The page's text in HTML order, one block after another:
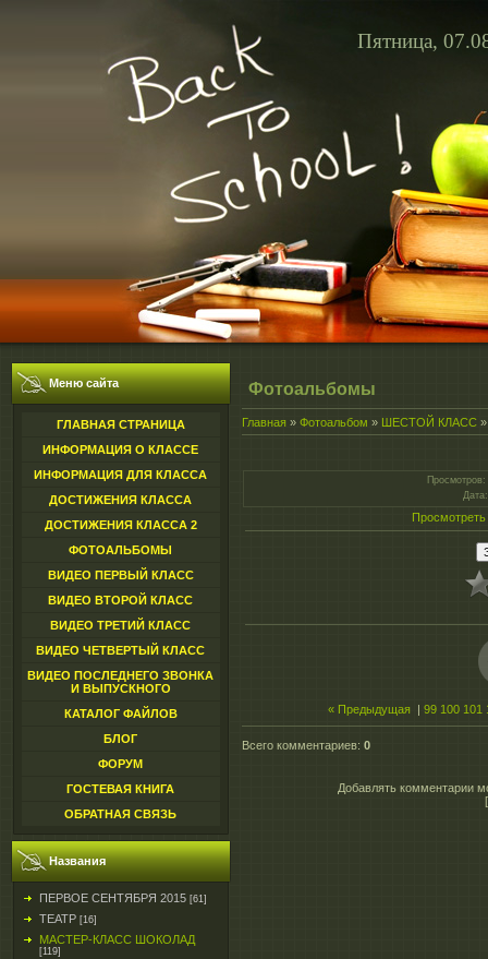
Пятница,
Меню сайта
ГЛАВНАЯ СТРАНИЦА
ИНФОРМАЦИЯ О КЛАССЕ
ИНФОРМАЦИЯ ДЛЯ КЛАССА
ДОСТИЖЕНИЯ КЛАССА
ДОСТИЖЕНИЯ КЛАССА 2
ФОТОАЛЬБОМЫ
ВИДЕО ПЕРВЫЙ КЛАСС
ВИДЕО ВТОРОЙ КЛАСС
ВИДЕО ТРЕТИЙ КЛАСС
ВИДЕО ЧЕТВЕРТЫЙ КЛАСС
ВИДЕО ПОСЛЕДНЕГО ЗВОНКА
И ВЫПУСКНОГО
КАТАЛОГ ФАЙЛОВ
БЛОГ
ФОРУМ
ГОСТЕВАЯ КНИГА
ОБРАТНАЯ СВЯЗЬ
Названия
ПЕРВОЕ СЕНТЯБРЯ 2015 [61]
ТЕАТР [16]
МАСТЕР-КЛАСС ШОКОЛАД
[119]
Фотоальбомы
Главная » Фотоальбом » ШЕСТОЙ КЛАСС
Просмотров:
Дата
« Предыдущая 99 100 101
Всего комментариев: 0
Добавлять комментарии